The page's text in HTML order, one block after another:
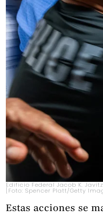
Edificio Federal Jacob K.
[Foto: Spencer Platt/Getty
Estas acciones se